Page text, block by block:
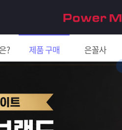
? 제품 구매 은꼴사